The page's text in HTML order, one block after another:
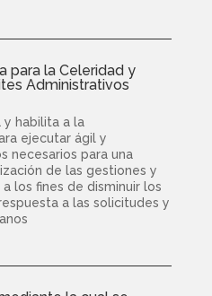
para la Celeridad y
Administrativos
y habilita a la
ejecutar ágil y
necesarios para una
de las gestiones y
los fines de disminuir los
a las solicitudes y